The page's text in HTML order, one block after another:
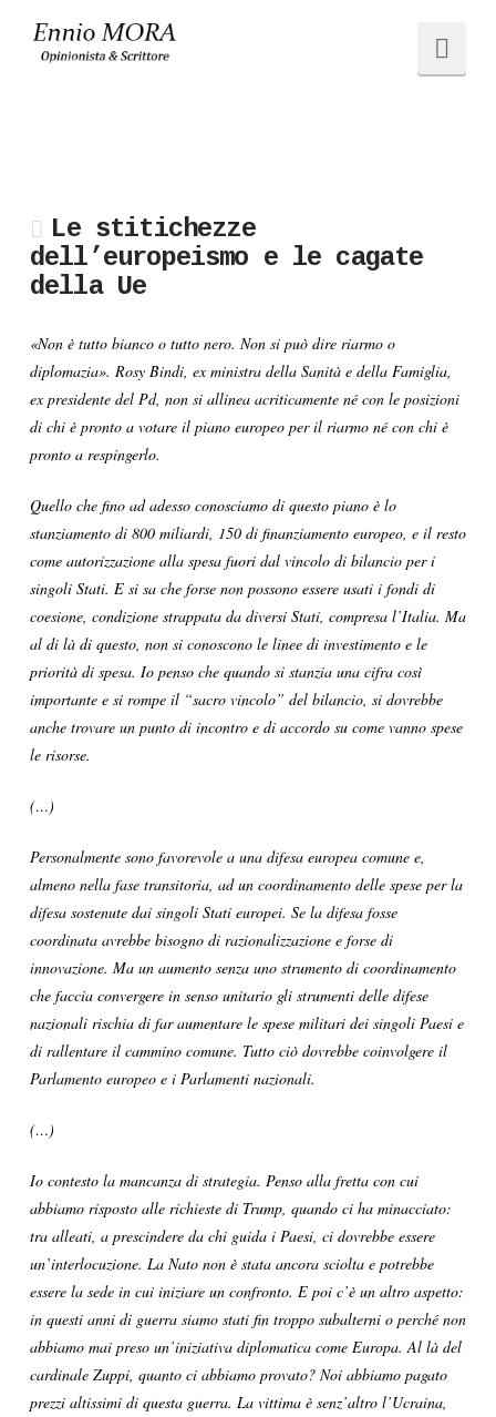
Ennio
Le stitichezze
dell’europeismo e le cagate
della Ue
«Non è tutto bianco o tutto nero. Non si può dire riarmo o
diplomazia». Rosy Bindi, ex ministra della Sanità e della Famiglia,
ex presidente del Pd, non si allinea acriticamente né con le posizioni
di chi è pronto a votare il piano europeo per il riarmo né con chi è
pronto a respingerlo.
Quello che fino ad adesso conosciamo di questo piano è lo
stanziamento di 800 miliardi, 150 di finanziamento europeo, e il resto
come autorizzazione alla spesa fuori dal vincolo di bilancio per i
singoli Stati. E si sa che forse non possono essere usati i fondi di
coesione, condizione strappata da diversi Stati, compresa l’Italia. Ma
al di là di questo, non si conoscono le linee di investimento e le
priorità di spesa. Io penso che quando si stanzia una cifra così
importante e si rompe il “sacro vincolo” del bilancio, si dovrebbe
anche trovare un punto di incontro e di accordo su come vanno spese
le risorse.
(…)
Personalmente sono favorevole a una difesa europea comune e,
almeno nella fase transitoria, ad un coordinamento delle spese per la
difesa sostenute dai singoli Stati europei. Se la difesa fosse
coordinata avrebbe bisogno di razionalizzazione e forse di
innovazione. Ma un aumento senza uno strumento di coordinamento
che faccia convergere in senso unitario gli strumenti delle difese
nazionali rischia di far aumentare le spese militari dei singoli Paesi e
di rallentare il cammino comune. Tutto ciò dovrebbe coinvolgere il
Parlamento europeo e i Parlamenti nazionali.
(…)
Io contesto la mancanza di strategia. Penso alla fretta con cui
abbiamo risposto alle richieste di Trump, quando ci ha minacciato:
tra alleati, a prescindere da chi guida i Paesi, ci dovrebbe essere
un’interlocuzione. La Nato non è stata ancora sciolta e potrebbe
essere la sede in cui iniziare un confronto. E poi c’è un altro aspetto:
in questi anni di guerra siamo stati fin troppo subalterni o perché non
abbiamo mai preso un’iniziativa diplomatica come Europa. Al là del
cardinale Zuppi, quanto ci abbiamo provato? Noi abbiamo pagato
prezzi altissimi di questa guerra. La vittima è senz’altro l’Ucraina,